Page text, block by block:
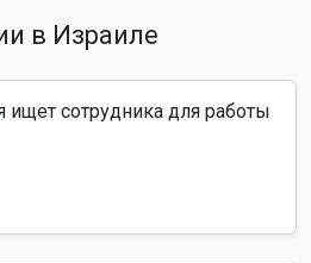
в Израиле
ищет сотрудника для работы